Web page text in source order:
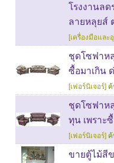
โรงงานลด
ลายหลุยส์
[เครื่องมือและ
ชุดโซฟาห
ซื้อมาเกิน
[เฟอร์นิเจอร์]
ชุดโซฟาห
ทุน เพราะ
[เฟอร์นิเจอร์]
ขายตู้ไม้สี